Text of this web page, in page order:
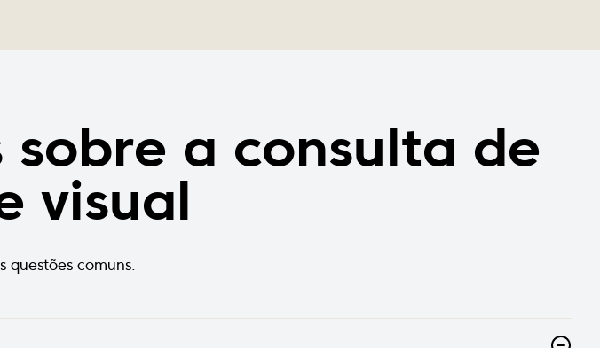
a consulta de
visual
questões comuns.